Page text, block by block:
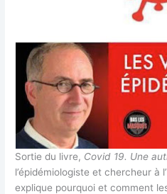
Sortie du livre, Covid 19. Une
l’épidémiologiste et chercheur à
explique pourquoi et comment